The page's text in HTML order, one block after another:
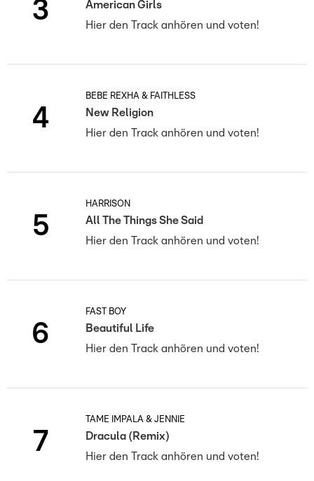
3
American Girls
Hier den Track anhören und voten!
4
BEBE REXHA & FAITHLESS
New Religion
Hier den Track anhören und voten!
5
HARRISON
All The Things She Said
Hier den Track anhören und voten!
6
FAST BOY
Beautiful Life
Hier den Track anhören und voten!
7
TAME IMPALA & JENNIE
Dracula (Remix)
Hier den Track anhören und voten!